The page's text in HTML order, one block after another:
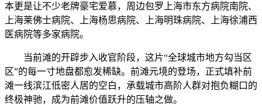
本更是让不少老牌豪宅爱慕，周边包罗上海市东方病院南院、
上海莱佛士病院、上海杨思病院、上海明珠病院、上海徐浦西
医病院等多家病院。
当前滩的开辟步入收官阶段，这片“全球城市地方勾当区
区”的每一寸地盘都愈发稀缺。前滩元境的登场，正式填补前
滩一线滨江低密人居的空白，承载城市高阶人群对抱负糊口的
终极神驰，成为前滩价值跃升的压轴之做。